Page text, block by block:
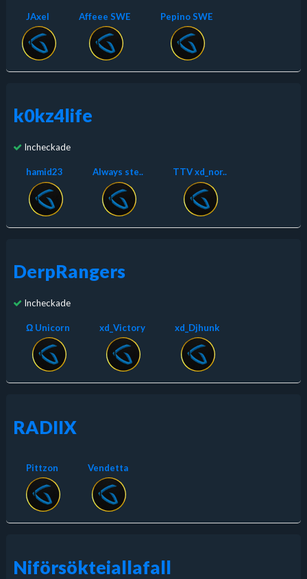
JAxel Affeee SWE Pepino SWE
k0kz4life
Incheckade
hamid23 Always ste.. TTV xd_nor..
DerpRangers
Incheckade
Ω Unicorn xd_Victory xd_Djhunk
RADIIX
Pittzon Vendetta
Niförsökteiallafall